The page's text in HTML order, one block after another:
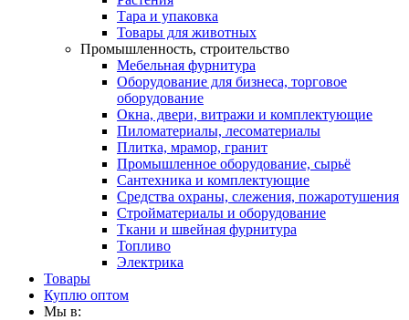
Тара и упаковка
Товары для животных
Промышленность, строительство
Мебельная фурнитура
Оборудование для бизнеса, торговое
оборудование
Окна, двери, витражи и комплектующие
Пиломатериалы, лесоматериалы
Плитка, мрамор, гранит
Промышленное оборудование, сырьё
Сантехника и комплектующие
Средства охраны, слежения, пожаротушения
Стройматериалы и оборудование
Ткани и швейная фурнитура
Топливо
Электрика
Товары
Куплю оптом
Мы в: